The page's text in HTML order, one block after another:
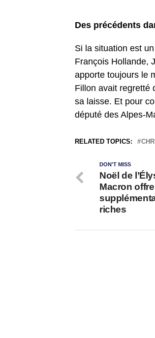
Des précédents
Si la situation est
François Hollande,
apporte toujours le
Fillon avait regretté
sa laisse. Et pour
député des Alpes-
RELATED TOPICS:
DON'T MISS
Noël de
Macron
riches